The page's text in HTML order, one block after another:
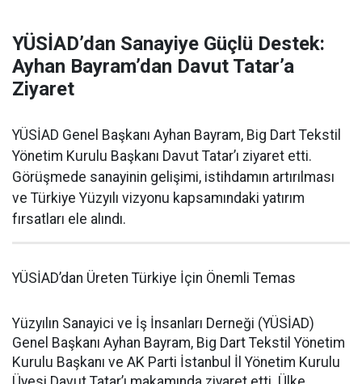
YÜSİAD’dan Sanayiye Güçlü Destek:
Ayhan Bayram’dan Davut Tatar’a
Ziyaret
YÜSİAD Genel Başkanı Ayhan Bayram, Big Dart Tekstil
Yönetim Kurulu Başkanı Davut Tatar’ı ziyaret etti.
Görüşmede sanayinin gelişimi, istihdamın artırılması
ve Türkiye Yüzyılı vizyonu kapsamındaki yatırım
fırsatları ele alındı.
YÜSİAD’dan Üreten Türkiye İçin Önemli Temas
Yüzyılın Sanayici ve İş İnsanları Derneği (YÜSİAD)
Genel Başkanı Ayhan Bayram, Big Dart Tekstil Yönetim
Kurulu Başkanı ve AK Parti İstanbul İl Yönetim Kurulu